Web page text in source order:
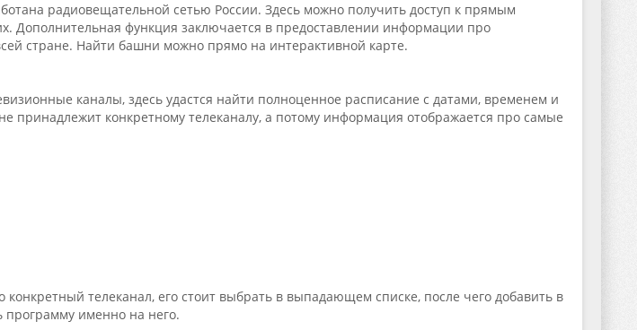
радиовещательной сетью России. Здесь можно получить доступ к прямым
Дополнительная функция заключается в предоставлении информации про
стране. Найти башни можно прямо на интерактивной карте.
каналы, здесь удастся найти полноценное расписание с датами, временем и
принадлежит конкретному телеканалу, а потому информация отображается про самые
телеканал, его стоит выбрать в выпадающем списке, после чего добавить в
программу именно на него.